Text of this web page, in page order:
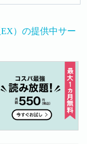
）の提供中サー